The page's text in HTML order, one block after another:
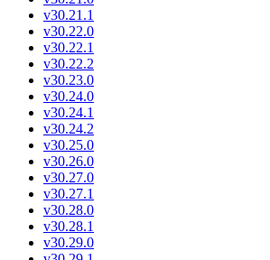
v30.21.1
v30.22.0
v30.22.1
v30.22.2
v30.23.0
v30.24.0
v30.24.1
v30.24.2
v30.25.0
v30.26.0
v30.27.0
v30.27.1
v30.28.0
v30.28.1
v30.29.0